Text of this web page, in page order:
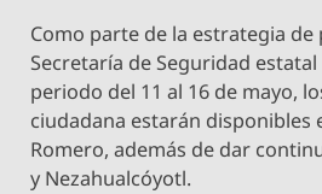
Como parte de la estrategia
Secretaría de Seguridad
periodo del 11 al 16 de mayo,
ciudadana estarán disponibles
Romero, además de dar
y Nezahualcóyotl.